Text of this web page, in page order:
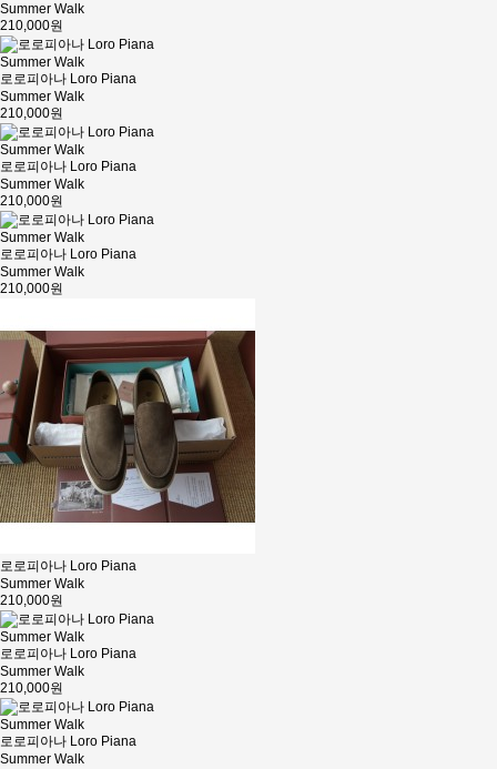
Summer Walk
210,000원
로로피아나 Loro Piana
Summer Walk
210,000원
로로피아나 Loro Piana
Summer Walk
210,000원
로로피아나 Loro Piana
Summer Walk
210,000원
로로피아나 Loro Piana
Summer Walk
210,000원
로로피아나 Loro Piana
Summer Walk
210,000원
로로피아나 Loro Piana
Summer Walk